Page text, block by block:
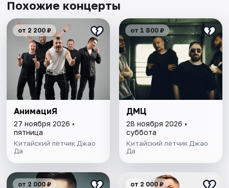
Похожие концерты
от 2 200 ₽
АнимациЯ
27 ноября 2026 •
пятница
Китайский лётчик Джао
Да
от 1 800 ₽
ДМЦ
28 ноября 2026 •
суббота
Китайский лётчик Джао
Да
от 2 000 ₽ от 2 000 ₽